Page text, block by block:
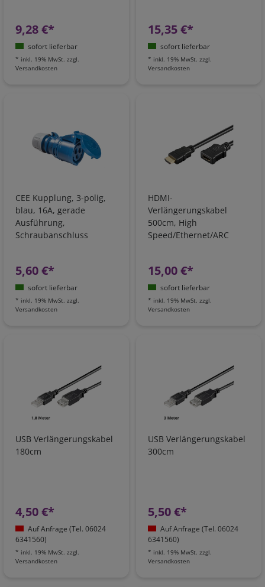
9,28 €*
sofort lieferbar
* inkl. 19% MwSt. zzgl.
Versandkosten
15,35 €*
sofort lieferbar
* inkl. 19% MwSt. zzgl.
Versandkosten
CEE Kupplung, 3-polig,
blau, 16A, gerade
Ausführung,
Schraubanschluss
5,60 €*
sofort lieferbar
* inkl. 19% MwSt. zzgl.
Versandkosten
HDMI-
Verlängerungskabel
500cm, High
Speed/Ethernet/ARC
15,00 €*
sofort lieferbar
* inkl. 19% MwSt. zzgl.
Versandkosten
USB Verlängerungskabel
180cm
4,50 €*
Auf Anfrage (Tel. 06024
6341560)
* inkl. 19% MwSt. zzgl.
Versandkosten
USB Verlängerungskabel
300cm
5,50 €*
Auf Anfrage (Tel. 06024
6341560)
* inkl. 19% MwSt. zzgl.
Versandkosten